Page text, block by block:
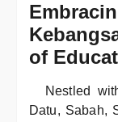
of
Nestled
Datu, Sabah,